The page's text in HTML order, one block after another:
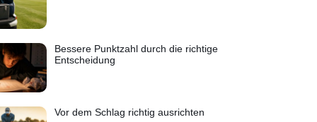
Bessere Punktzahl durch die richtige
Entscheidung
Vor dem Schlag richtig ausrichten